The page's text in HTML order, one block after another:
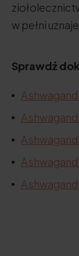
w pełni
Sprawdź